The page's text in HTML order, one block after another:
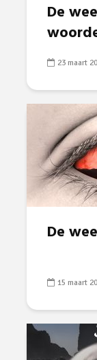
De
23 maart
De
15 maart